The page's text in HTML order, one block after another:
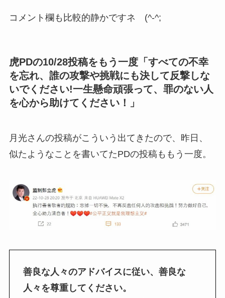
コメント欄も比較的静かですネ (^-^;
虎PDの10/28投稿をもう一度「すべての不幸
を忘れ、誰の攻撃や挑戦にも決して反撃しな
いでください!一生懸命頑張って、罪のない人
を心から助けてください！」
月光さんの投稿がこういう出てきたので、昨日、
似たようなことを書いてたPDの投稿ももう一度。
善良な人々のアドバイスに従い、善良な
人々を尊重してください。